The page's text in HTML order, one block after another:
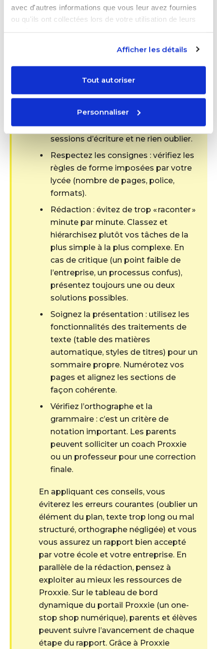
avec d'autres informations que vous leur avez fournies
ou qu'ils ont collectées lors de votre utilisation de leurs
Afficher les détails
Tout autoriser
Personnaliser
à éviter
du stage, commencez un journal de
missions et impressions, cela vous
rapport plus tard. Sur la plateforme
Proxxie, vous pouvez utiliser le
Proxxie Calendar© pour planifier des
sessions d’écriture et ne rien oublier.
Respectez les consignes : vérifiez les
règles de forme imposées par votre
lycée (nombre de pages, police,
formats).
Rédaction : évitez de trop « raconter »
minute par minute. Classez et
hiérarchisez plutôt vos tâches de la
plus simple à la plus complexe. En
cas de critique (un point faible de
l’entreprise, un processus confus),
présentez toujours une ou deux
solutions possibles.
Soignez la présentation : utilisez les
fonctionnalités des traitements de
texte (table des matières
automatique, styles de titres) pour un
sommaire propre. Numérotez vos
pages et alignez les sections de
façon cohérente.
Vérifiez l’orthographe et la
grammaire : c’est un critère de
notation important. Les parents
peuvent solliciter un coach Proxxie
ou un professeur pour une correction
finale.
En appliquant ces conseils, vous
éviterez les erreurs courantes (oublier un
élément du plan, texte trop long ou mal
structuré, orthographe négligée) et vous
vous assurez un rapport bien accepté
par votre école et votre entreprise. En
parallèle de la rédaction, pensez à
exploiter au mieux les ressources de
Proxxie. Sur le tableau de bord
dynamique du portail Proxxie (un one-
stop shop numérique), parents et élèves
peuvent suivre l’avancement de chaque
étape du rapport. Grâce à Proxxie